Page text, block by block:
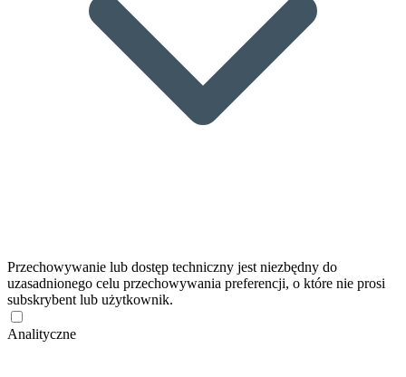
Przechowywanie lub dostęp techniczny jest niezbędny do
uzasadnionego celu przechowywania preferencji, o które nie prosi
subskrybent lub użytkownik.
Analityczne